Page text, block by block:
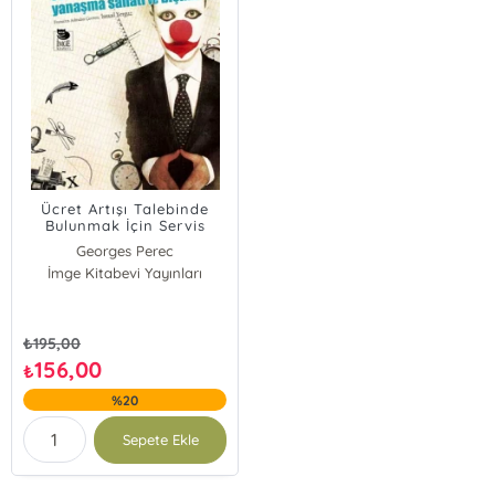
Ücret Artışı Talebinde
Bulunmak İçin Servis
Şefine Yanaşma Sanatı ve
Biçimi
Georges Perec
İmge Kitabevi Yayınları
₺195,00
₺156,00
%20
Sepete Ekle